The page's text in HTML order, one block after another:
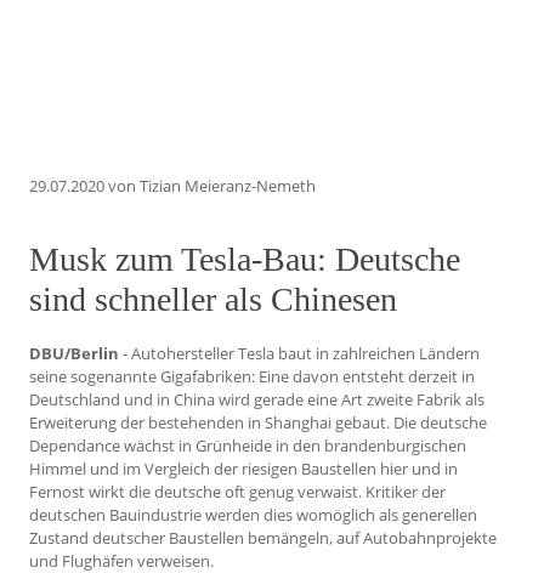
29.07.2020von Tizian Meieranz-Nemeth
Musk zum Tesla-Bau: Deutsche
sind schneller als Chinesen
DBU/Berlin - Autohersteller Tesla baut in zahlreichen Ländern
seine sogenannte Gigafabriken: Eine davon entsteht derzeit in
Deutschland und in China wird gerade eine Art zweite Fabrik als
Erweiterung der bestehenden in Shanghai gebaut. Die deutsche
Dependance wächst in Grünheide in den brandenburgischen
Himmel und im Vergleich der riesigen Baustellen hier und in
Fernost wirkt die deutsche oft genug verwaist. Kritiker der
deutschen Bauindustrie werden dies womöglich als generellen
Zustand deutscher Baustellen bemängeln, auf Autobahnprojekte
und Flughäfen verweisen.